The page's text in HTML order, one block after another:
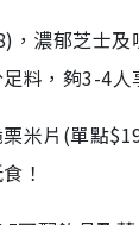
，濃郁芝士及
料，夠3-4人
米片(單點
！